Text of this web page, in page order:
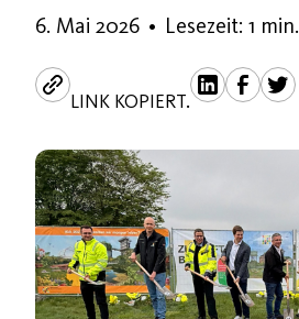
6. Mai 20266. Mai 2026
• Lesezeit: 1 min.
LINK KOPIERT.